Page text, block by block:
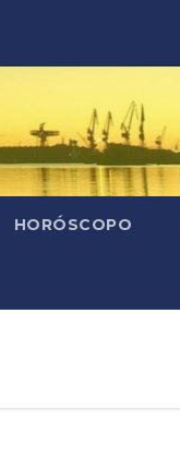
HORÓSCOPO